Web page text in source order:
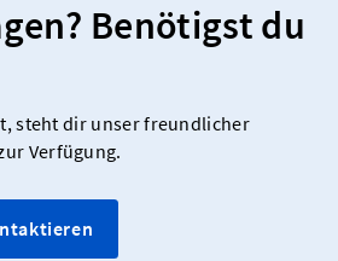
Benötigst du
steht dir unser freundlicher
Verfügung.